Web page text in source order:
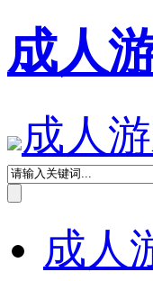
成人
成人
成人